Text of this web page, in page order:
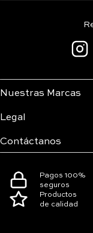
Nuestras Marcas
Legal
Contáctanos
Pagos 100%
seguros
Productos
de calidad